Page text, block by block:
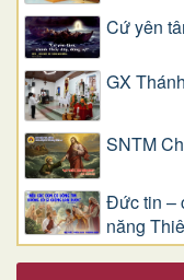
Cứ yên
GX
SNTM
Đức tin –
năng